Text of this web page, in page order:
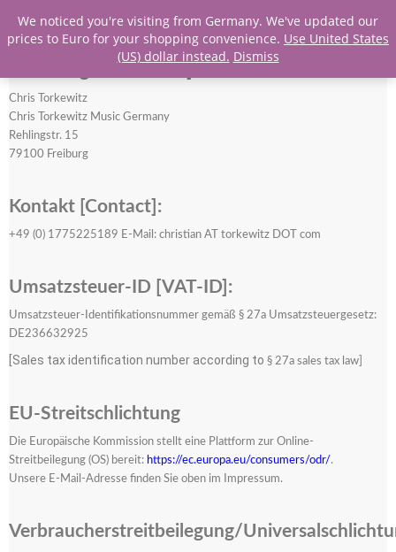
Angaben gemäß § 5 TMG [Information
Chris Torkewitz
Chris Torkewitz Music Germany
Rehlingstr. 15
79100 Freiburg
Kontakt [Contact]:
+49 (0) 1775225189 E-Mail: christian AT torkewitz DOT com
Umsatzsteuer-ID [ VAT-ID]:
Umsatzsteuer-Identifikationsnummer gemäß § 27a Umsatzsteuergesetz:
DE236632925
[Sales tax identification number according to § 27a sales tax law]
EU-Streitschlichtung
Die Europäische Kommission stellt eine Plattform zur Online-
Streitbeilegung (OS) bereit: https://ec.europa.eu/consumers/odr/.
Unsere E-Mail-Adresse finden Sie oben im Impressum.
Verbraucherstreitbeilegung/
We noticed you're visiting from Germany. We've updated our
prices to Euro for your shopping convenience. Use United States
(US) dollar instead. Dismiss